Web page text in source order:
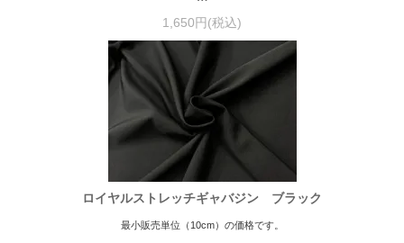
1,650円(税込)
ロイヤルストレッチギャバジン ブラック
最小販売単位（10cm）の価格です。